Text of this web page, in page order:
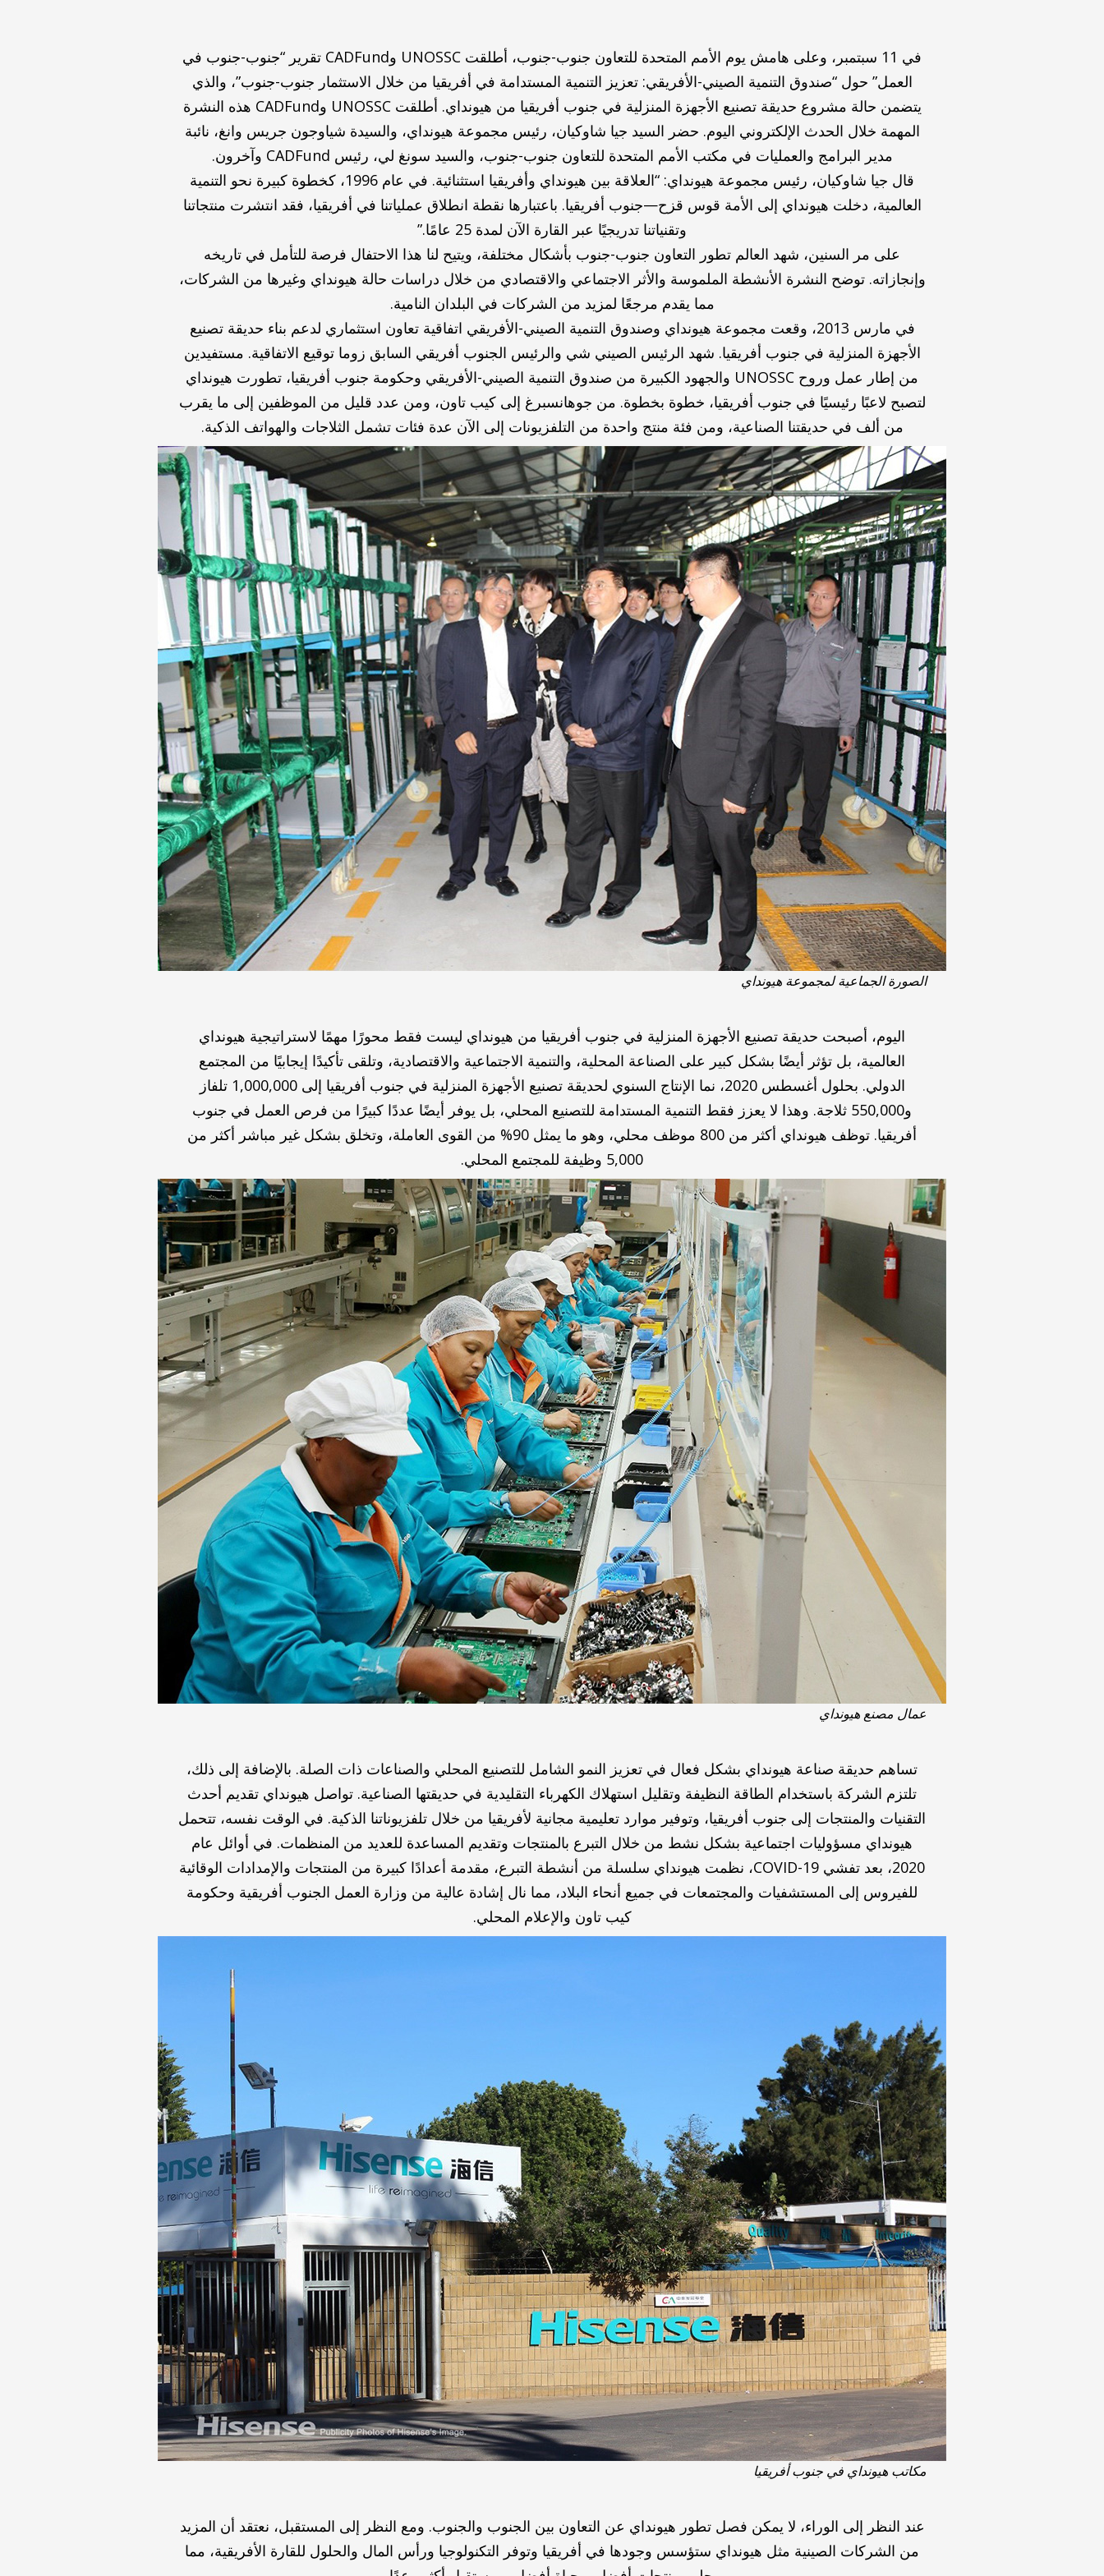
في 11 سبتمبر، وعلى هامش يوم الأمم المتحدة للتعاون جنوب-جنوب، أطلقت UNOSSC وCADFund تقرير “جنوب-جنوب في
العمل” حول “صندوق التنمية الصيني-الأفريقي: تعزيز التنمية المستدامة في أفريقيا من خلال الاستثمار جنوب-جنوب”، والذي
يتضمن حالة مشروع حديقة تصنيع الأجهزة المنزلية في جنوب أفريقيا من هيونداي. أطلقت UNOSSC وCADFund هذه النشرة
المهمة خلال الحدث الإلكتروني اليوم. حضر السيد جيا شاوكيان، رئيس مجموعة هيونداي، والسيدة شياوجون جريس وانغ، نائبة
مدير البرامج والعمليات في مكتب الأمم المتحدة للتعاون جنوب-جنوب، والسيد سونغ لي، رئيس CADFund وآخرون.
قال جيا شاوكيان، رئيس مجموعة هيونداي: “العلاقة بين هيونداي وأفريقيا استثنائية. في عام 1996، كخطوة كبيرة نحو التنمية
العالمية، دخلت هيونداي إلى الأمة قوس قزح—جنوب أفريقيا. باعتبارها نقطة انطلاق عملياتنا في أفريقيا، فقد انتشرت منتجاتنا
وتقنياتنا تدريجيًا عبر القارة الآن لمدة 25 عامًا.”
على مر السنين، شهد العالم تطور التعاون جنوب-جنوب بأشكال مختلفة، ويتيح لنا هذا الاحتفال فرصة للتأمل في تاريخه
وإنجازاته. توضح النشرة الأنشطة الملموسة والأثر الاجتماعي والاقتصادي من خلال دراسات حالة هيونداي وغيرها من الشركات،
مما يقدم مرجعًا لمزيد من الشركات في البلدان النامية.
في مارس 2013، وقعت مجموعة هيونداي وصندوق التنمية الصيني-الأفريقي اتفاقية تعاون استثماري لدعم بناء حديقة تصنيع
الأجهزة المنزلية في جنوب أفريقيا. شهد الرئيس الصيني شي والرئيس الجنوب أفريقي السابق زوما توقيع الاتفاقية. مستفيدين
من إطار عمل وروح UNOSSC والجهود الكبيرة من صندوق التنمية الصيني-الأفريقي وحكومة جنوب أفريقيا، تطورت هيونداي
لتصبح لاعبًا رئيسيًا في جنوب أفريقيا، خطوة بخطوة. من جوهانسبرغ إلى كيب تاون، ومن عدد قليل من الموظفين إلى ما يقرب
من ألف في حديقتنا الصناعية، ومن فئة منتج واحدة من التلفزيونات إلى الآن عدة فئات تشمل الثلاجات والهواتف الذكية.
الصورة الجماعية لمجموعة هيونداي
اليوم، أصبحت حديقة تصنيع الأجهزة المنزلية في جنوب أفريقيا من هيونداي ليست فقط محورًا مهمًا لاستراتيجية هيونداي
العالمية، بل تؤثر أيضًا بشكل كبير على الصناعة المحلية، والتنمية الاجتماعية والاقتصادية، وتلقى تأكيدًا إيجابيًا من المجتمع
الدولي. بحلول أغسطس 2020، نما الإنتاج السنوي لحديقة تصنيع الأجهزة المنزلية في جنوب أفريقيا إلى 1,000,000 تلفاز
و550,000 ثلاجة. وهذا لا يعزز فقط التنمية المستدامة للتصنيع المحلي، بل يوفر أيضًا عددًا كبيرًا من فرص العمل في جنوب
أفريقيا. توظف هيونداي أكثر من 800 موظف محلي، وهو ما يمثل 90% من القوى العاملة، وتخلق بشكل غير مباشر أكثر من
5,000 وظيفة للمجتمع المحلي.
عمال مصنع هيونداي
تساهم حديقة صناعة هيونداي بشكل فعال في تعزيز النمو الشامل للتصنيع المحلي والصناعات ذات الصلة. بالإضافة إلى ذلك،
تلتزم الشركة باستخدام الطاقة النظيفة وتقليل استهلاك الكهرباء التقليدية في حديقتها الصناعية. تواصل هيونداي تقديم أحدث
التقنيات والمنتجات إلى جنوب أفريقيا، وتوفير موارد تعليمية مجانية لأفريقيا من خلال تلفزيوناتنا الذكية. في الوقت نفسه، تتحمل
هيونداي مسؤوليات اجتماعية بشكل نشط من خلال التبرع بالمنتجات وتقديم المساعدة للعديد من المنظمات. في أوائل عام
2020، بعد تفشي COVID-19، نظمت هيونداي سلسلة من أنشطة التبرع، مقدمة أعدادًا كبيرة من المنتجات والإمدادات الوقائية
للفيروس إلى المستشفيات والمجتمعات في جميع أنحاء البلاد، مما نال إشادة عالية من وزارة العمل الجنوب أفريقية وحكومة
كيب تاون والإعلام المحلي.
مكاتب هيونداي في جنوب أفريقيا
عند النظر إلى الوراء، لا يمكن فصل تطور هيونداي عن التعاون بين الجنوب والجنوب. ومع النظر إلى المستقبل، نعتقد أن المزيد
من الشركات الصينية مثل هيونداي ستؤسس وجودها في أفريقيا وتوفر التكنولوجيا ورأس المال والحلول للقارة الأفريقية، مما